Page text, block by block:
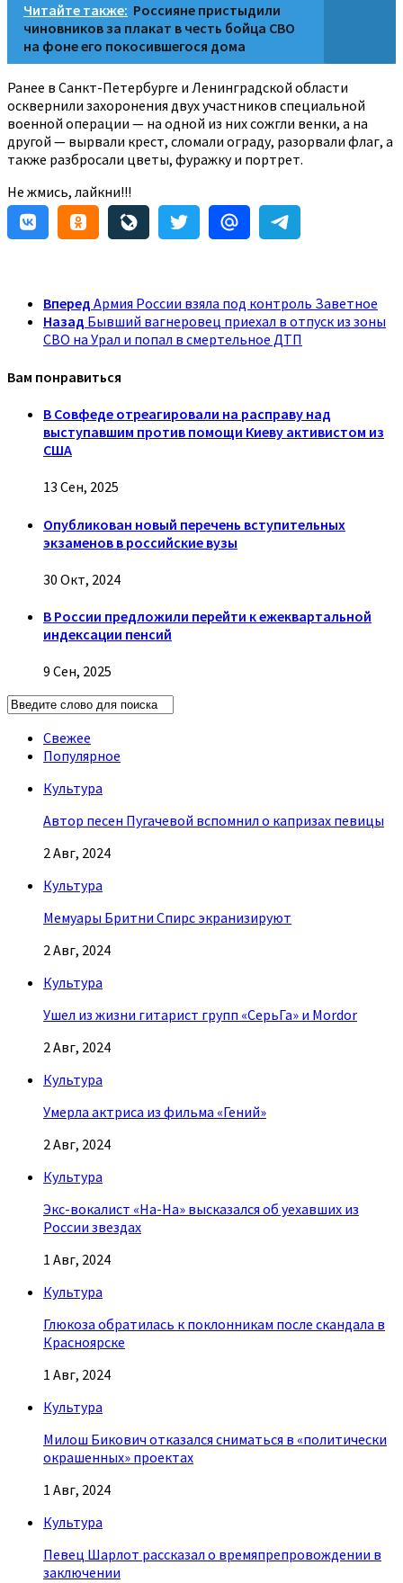
Читайте также: Россияне пристыдили
чиновников за плакат в честь бойца СВО
на фоне его покосившегося дома
Ранее в Санкт-Петербурге и Ленинградской области
осквернили захоронения двух участников специальной
военной операции — на одной из них сожгли венки, а на
другой — вырвали крест, сломали ограду, разорвали флаг, а
также разбросали цветы, фуражку и портрет.
Не жмись, лайкни!!!
Вперед Армия России взяла под контроль Заветное
Назад Бывший вагнеровец приехал в отпуск из зоны
СВО на Урал и попал в смертельное ДТП
Вам понравиться
В Совфеде отреагировали на расправу над
выступавшим против помощи Киеву активистом из
США
13 Сен, 2025
Опубликован новый перечень вступительных
экзаменов в российские вузы
30 Окт, 2024
В России предложили перейти к ежеквартальной
индексации пенсий
9 Сен, 2025
Свежее
Популярное
Культура
Автор песен Пугачевой вспомнил о капризах певицы
2 Авг, 2024
Культура
Мемуары Бритни Спирс экранизируют
2 Авг, 2024
Культура
Ушел из жизни гитарист групп «СерьГа» и Mordor
2 Авг, 2024
Культура
Умерла актриса из фильма «Гений»
2 Авг, 2024
Культура
Экс-вокалист «На-На» высказался об уехавших из
России звездах
1 Авг, 2024
Культура
Глюкоза обратилась к поклонникам после скандала в
Красноярске
1 Авг, 2024
Культура
Милош Бикович отказался сниматься в «политически
окрашенных» проектах
1 Авг, 2024
Культура
Певец Шарлот рассказал о времяпрепровождении в
заключении